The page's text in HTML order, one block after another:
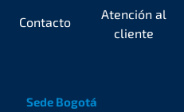
Contacto
Atención al
cliente
Sede Bogotá